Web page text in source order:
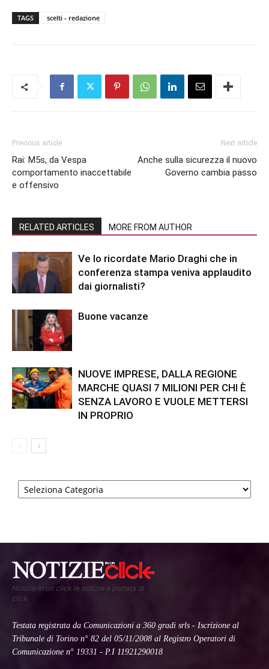
TAGS scelti - redazione
Previous article
Rai: M5s, da Vespa
comportamento inaccettabile
e offensivo
Next article
Anche sulla sicurezza il nuovo
Governo cambia passo
RELATED ARTICLES MORE FROM AUTHOR
Ve lo ricordate Mario Draghi che in
conferenza stampa veniva applaudito
dai giornalisti?
Buone vacanze
NUOVE IMPRESE, DALLA REGIONE
MARCHE QUASI 7 MILIONI PER CHI È
SENZA LAVORO E VUOLE METTERSI
IN PROPRIO
Categorie
Notizie in un click le notizie a portata di
click
Testata registrata da Comunicazioni a 360 gradi srls - Iscrizione al
Tribunale di Torino n° 82 del 05/11/2008 al Registro Operatori di
Comunicazione n° 19331 - P.I 11921290018